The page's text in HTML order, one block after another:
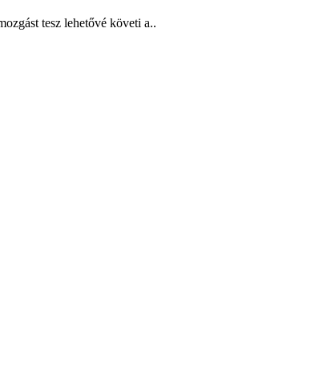
tesz lehetővé követi a..